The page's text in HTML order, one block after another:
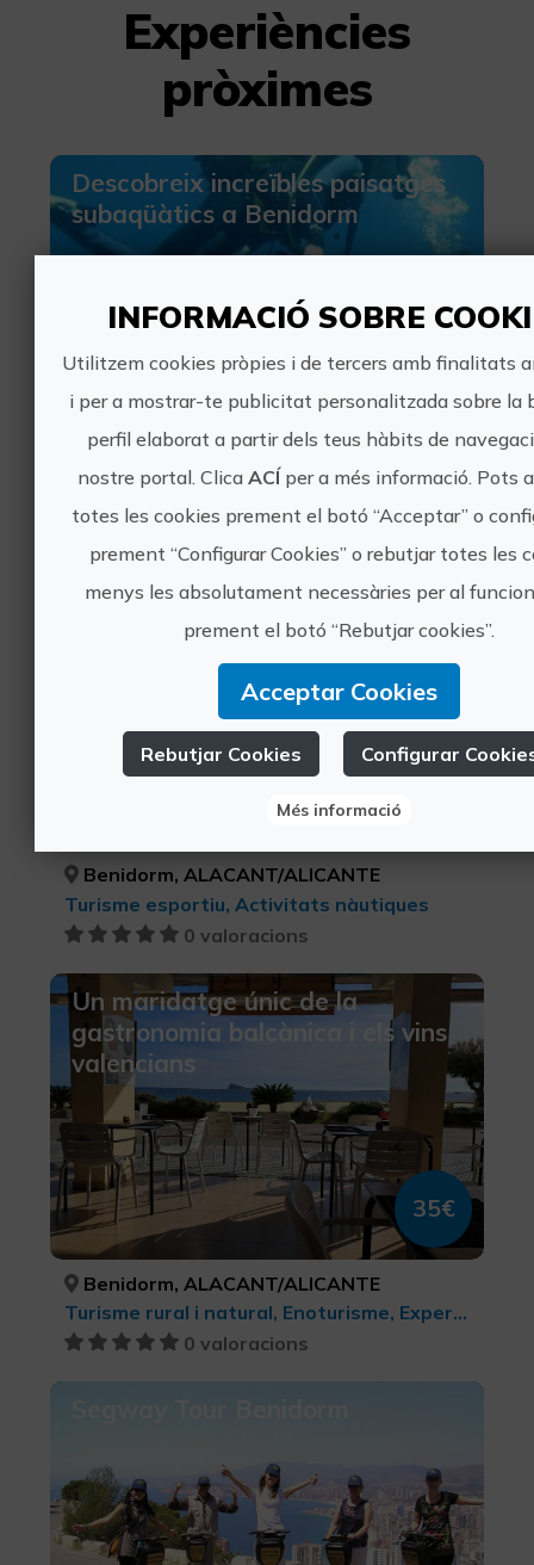
Experiències
pròximes
Descobreix increïbles paisatges
subaqüàtics a Benidorm
35€
Benidorm, Altea, ALACANT/ALICANTE, ALACANT/ALICANTE
Turisme esportiu, Busseig
20 valoracions
Tripula una embarcació sense
Benidorm, ALACANT/ALICANTE
Turisme esportiu, Activitats nàutiques
0 valoracions
Un maridatge únic de la
gastronomia balcànica i els vins
valencians
35€
Benidorm, ALACANT/ALICANTE
Turisme rural i natural, Enoturisme, Experiències Gastronòmiques l'Exquisit Mediterrani, Turisme gastronòmic
0 valoracions
INFORMACIÓ SOBRE
Utilitzem cookies pròpies i de tercers amb finalitats
i per a mostrar-te publicitat personalitzada sobre la
perfil elaborat a partir dels teus hàbits de
nostre portal. Clica ACÍper a més informació. Pots
totes les cookies prement el botó “Acceptar” o
prement “Configurar Cookies” o rebutjar totes les
menys les absolutament necessàries per al
prement el botó “Rebutjar cookies”.
Acceptar Cookies
Rebutjar Cookies Configurar
Més informació